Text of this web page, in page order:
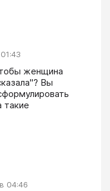
женщина
Вы
такие
04:46